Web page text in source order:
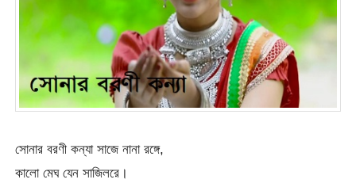
সোনার বরণী কন্যা সাজে নানা রঙ্গে,
কালো মেঘ যেন সাজিলরে।